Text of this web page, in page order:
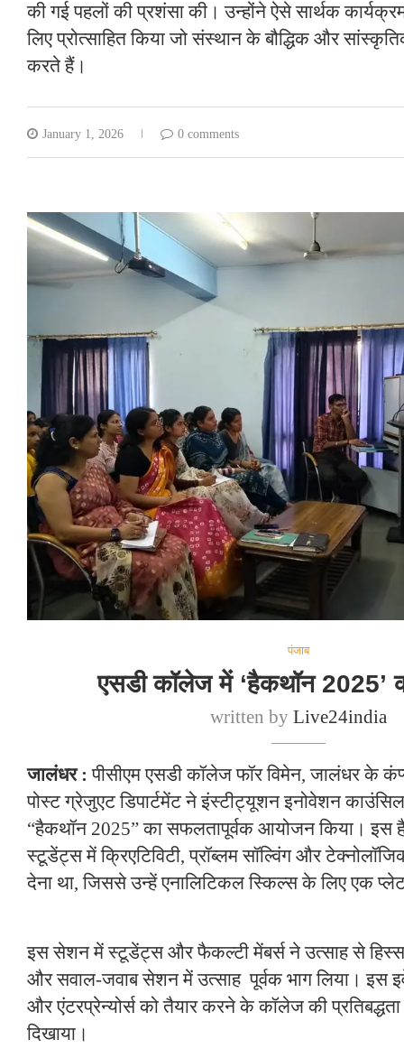
की गई पहलों की प्रशंसा की। उन्होंने ऐसे सार्थक
लिए प्रोत्साहित किया जो संस्थान के बौद्धिक और
करते हैं।
January 1, 2026 0 comments
पंजाब
एसडी कॉलेज में ‘हैकथॉन 2025’
written byLive24india
जालंधर :पीसीएम एसडी कॉलेज फॉर विमेन, जालंधर के
पोस्ट ग्रेजुएट डिपार्टमेंट ने इंस्टीट्यूशन इनोवेशन
“हैकथॉन 2025” का सफलतापूर्वक आयोजन किया।
स्टूडेंट्स में क्रिएटिविटी, प्रॉब्लम सॉल्विंग और
देना था, जिससे उन्हें एनालिटिकल स्किल्स के लिए एक
इस सेशन में स्टूडेंट्स और फैकल्टी मेंबर्स ने उत्साह से हिस्सा
और सवाल-जवाब सेशन में उत्साह पूर्वक भाग लिया। इस
और एंटरप्रेन्योर्स को तैयार करने के कॉलेज की
दिखाया।